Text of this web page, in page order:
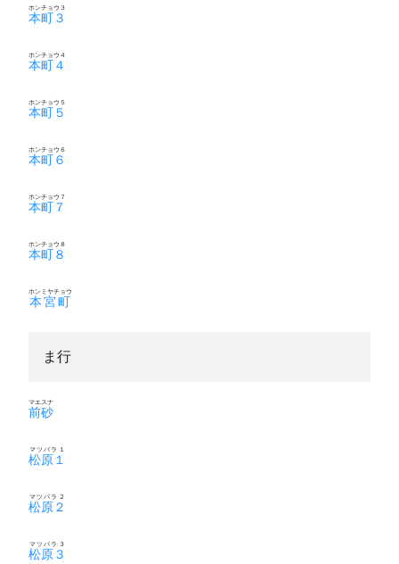
本町３
ホンチョウ３
本町４
ホンチョウ４
本町５
ホンチョウ５
本町６
ホンチョウ６
本町７
ホンチョウ７
本町８
ホンチョウ８
本宮町
ホンミヤチョウ
ま行
前砂
マエスナ
松原１
マツバラ１
松原２
マツバラ２
松原３
マツバラ３